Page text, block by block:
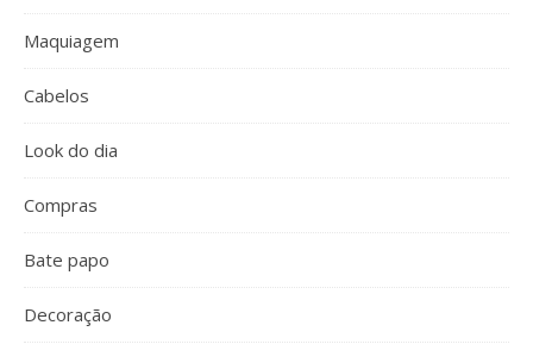
Maquiagem
Cabelos
Look do dia
Compras
Bate papo
Decoração